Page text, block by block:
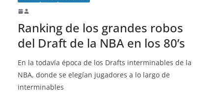
Ranking de los grandes robos
del Draft de la NBA en los 80’s
En la todavía época de los Drafts interminables de la
NBA, donde se elegían jugadores a lo largo de
interminables